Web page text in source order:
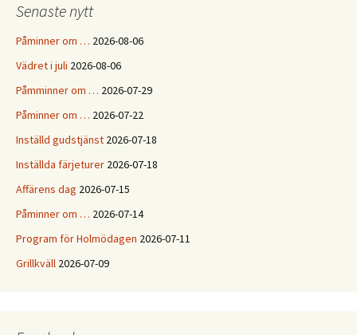
Senaste nytt
Påminner om … 2026-08-06
Vädret i juli 2026-08-06
Påmminner om … 2026-07-29
Påminner om … 2026-07-22
Inställd gudstjänst 2026-07-18
Inställda färjeturer 2026-07-18
Affärens dag 2026-07-15
Påminner om … 2026-07-14
Program för Holmödagen 2026-07-11
Grillkväll 2026-07-09